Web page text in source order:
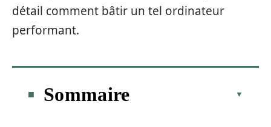
détail comment bâtir un tel ordinateur
performant.
Sommaire